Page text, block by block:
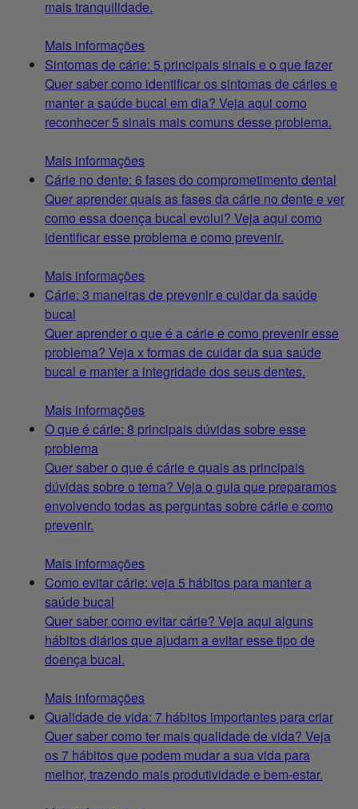
mais tranquilidade.
Mais informações
Sintomas de cárie: 5 principais sinais e o que fazer
Quer saber como identificar os sintomas de cáries e
manter a saúde bucal em dia? Veja aqui como
reconhecer 5 sinais mais comuns desse problema.
Mais informações
Cárie no dente: 6 fases do comprometimento dental
Quer aprender quais as fases da cárie no dente e ver
como essa doença bucal evolui? Veja aqui como
identificar esse problema e como prevenir.
Mais informações
Cárie: 3 maneiras de prevenir e cuidar da saúde
bucal
Quer aprender o que é a cárie e como prevenir esse
problema? Veja x formas de cuidar da sua saúde
bucal e manter a integridade dos seus dentes.
Mais informações
O que é cárie: 8 principais dúvidas sobre esse
problema
Quer saber o que é cárie e quais as principais
dúvidas sobre o tema? Veja o guia que preparamos
envolvendo todas as perguntas sobre cárie e como
prevenir.
Mais informações
Como evitar cárie: veja 5 hábitos para manter a
saúde bucal
Quer saber como evitar cárie? Veja aqui alguns
hábitos diários que ajudam a evitar esse tipo de
doença bucal.
Mais informações
Qualidade de vida: 7 hábitos importantes para criar
Quer saber como ter mais qualidade de vida? Veja
os 7 hábitos que podem mudar a sua vida para
melhor, trazendo mais produtividade e bem-estar.